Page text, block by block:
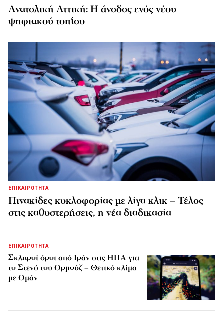
Ανατολική Αττική: Η άνοδος ενός νέου
ψηφιακού τοπίου
ΕΠΙΚΑΙΡΟΤΗΤΑ
Πινακίδες κυκλοφορίας με λίγα κλικ – Τέλος
στις καθυστερήσεις, η νέα διαδικασία
ΕΠΙΚΑΙΡΟΤΗΤΑ
Σκληροί όροι από Ιράν στις ΗΠΑ για
το Στενό του Ορμούζ – Θετικό κλίμα
με Ομάν